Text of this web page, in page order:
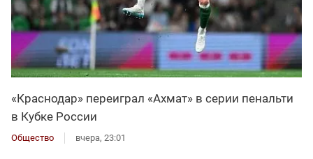
«Краснодар» переиграл «Ахмат» в серии пенальти
в Кубке России
Общество вчера, 23:01